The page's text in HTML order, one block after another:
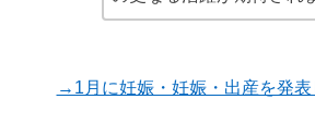
→1月に妊娠・妊娠・出産を発